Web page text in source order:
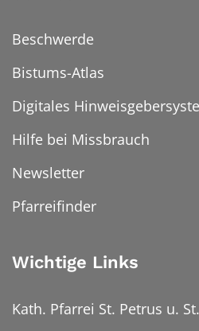
Beschwerde
Bistums-Atlas
Digitales
Hilfe bei Missbrauch
Newsletter
Pfarreifinder
Wichtige Links
Kath. Pfarrei St. Petrus u.